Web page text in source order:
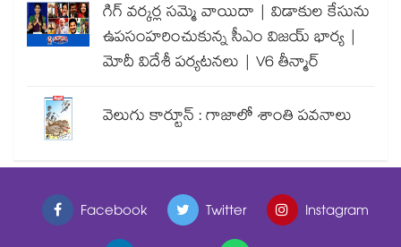
గిగ్ వర్కర్ల సమ్మె వాయిదా | విడాకుల కేసును
ఉపసంహరించుకున్న సీఎం విజయ్ భార్య |
మోదీ విదేశీ పర్యటనలు | V6 తీన్మార్
వెలుగు కార్టూన్ : గాజాలో శాంతి పవనాలు
Facebook Twitter
Instagram